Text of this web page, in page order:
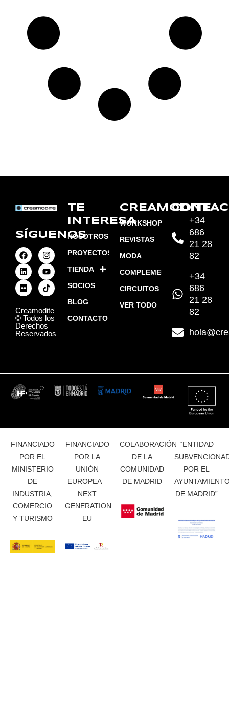
SÍGUENOS
Creamodite
© Todos los
Derechos
Reservados
TE
INTERESA
NOSOTROS
PROYECTOS
TIENDA
SOCIOS
BLOG
CONTACTO
CREAMODITE
WORKSHOPS
REVISTAS
MODA
COMPLEMENTOS
CIRCUITOS
VER TODO
+34
686
21 28
82
+34
686
21 28
82
FINANCIADO
POR EL
MINISTERIO
DE
INDUSTRIA,
COMERCIO
Y TURISMO
FINANCIADO
POR LA
UNIÓN
EUROPEA –
NEXT
GENERATION
EU
COLABORACIÓN
DE LA
COMUNIDAD
DE MADRID
“ENTIDAD
POR EL
DE MADRID”